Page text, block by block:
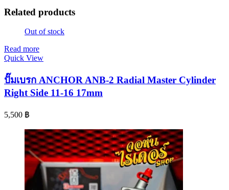
Related products
Out of stock
Read more
Quick View
ปั๊มเบรก ANCHOR ANB-2 Radial Master Cylinder
Right Side 11-16 17mm
5,500 ฿